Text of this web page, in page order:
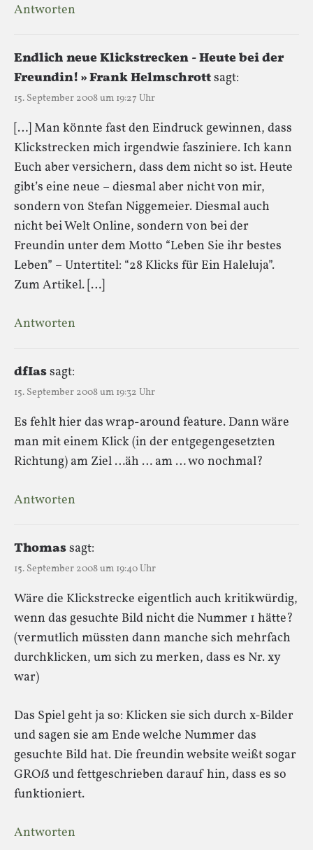
Antworten
Endlich neue Klickstrecken - Heute bei der
Freundin! » Frank Helmschrottsagt:
15. September 2008 um 19:27 Uhr
[…] Man könnte fast den Eindruck gewinnen, dass
Klickstrecken mich irgendwie fasziniere. Ich kann
Euch aber versichern, dass dem nicht so ist. Heute
gibt’s eine neue – diesmal aber nicht von mir,
sondern von Stefan Niggemeier. Diesmal auch
nicht bei Welt Online, sondern von bei der
Freundin unter dem Motto “Leben Sie ihr bestes
Leben” – Untertitel: “28 Klicks für Ein Haleluja”.
Zum Artikel. […]
Antworten
dfIassagt:
15. September 2008 um 19:32 Uhr
Es fehlt hier das wrap-around feature. Dann wäre
man mit einem Klick (in der entgegengesetzten
Richtung) am Ziel …äh … am … wo nochmal?
Antworten
Thomassagt:
15. September 2008 um 19:40 Uhr
Wäre die Klickstrecke eigentlich auch kritikwürdig,
wenn das gesuchte Bild nicht die Nummer 1 hätte?
(vermutlich müssten dann manche sich mehrfach
durchklicken, um sich zu merken, dass es Nr. xy
war)
Das Spiel geht ja so: Klicken sie sich durch x-Bilder
und sagen sie am Ende welche Nummer das
gesuchte Bild hat. Die freundin website weißt sogar
GROß und fettgeschrieben darauf hin, dass es so
funktioniert.
Antworten